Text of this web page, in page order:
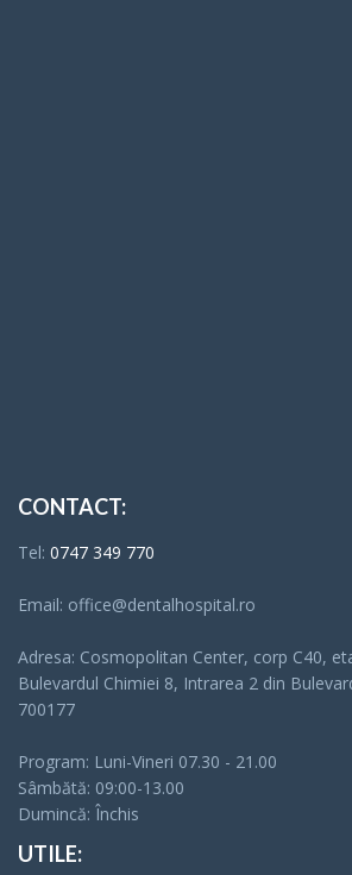
CONTACT:
Tel: 0747 349 770
Email: office@dentalhospital.ro
Adresa: Cosmopolitan Center, corp C40,
Bulevardul Chimiei 8, Intrarea 2 din
700177
Program: Luni-Vineri 07.30 - 21.00
Sâmbătă: 09:00-13.00
Dumincă: Închis
UTILE: